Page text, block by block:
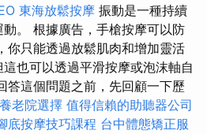
東海放鬆按摩 振動是一種持續
。 根據廣告，手槍按摩可以防
你只能透過放鬆肌肉和增加靈活
也可以透過平滑按摩或泡沫軸自
答這個問題之前，先回顧一下歷
老院選擇 值得信賴的助聽器公司
底按摩技巧課程 台中體態矯正服